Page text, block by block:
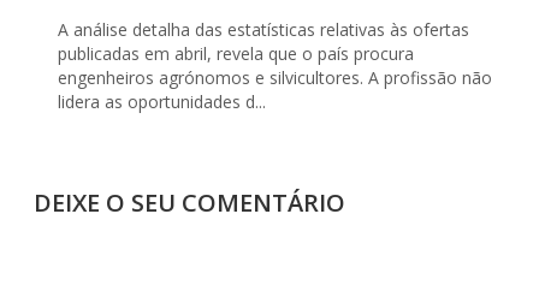
A análise detalha das estatísticas relativas às ofertas
publicadas em abril, revela que o país procura
engenheiros agrónomos e silvicultores. A profissão não
lidera as oportunidades d...
DEIXE O SEU COMENTÁRIO